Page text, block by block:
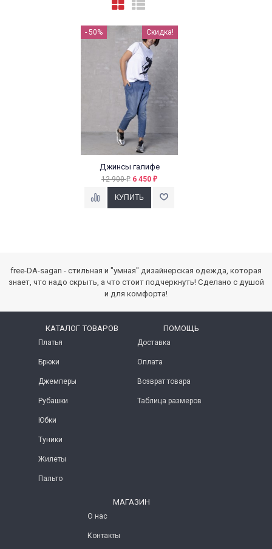
- 50% Скидка!
Джинсы галифе
12 900₽ 6 450 ₽
free-DA-sagan - стильная и "умная" дизайнерская одежда, которая
знает, что надо скрыть, а что стоит подчеркнуть! Сделано с душой
и для комфорта!
КАТАЛОГ ТОВАРОВ
Платья
Брюки
Джемперы
Рубашки
Юбки
Туники
Жилеты
Пальто
ПОМОЩЬ
Доставка
Оплата
Возврат товара
Таблица размеров
МАГАЗИН
О нас
Контакты